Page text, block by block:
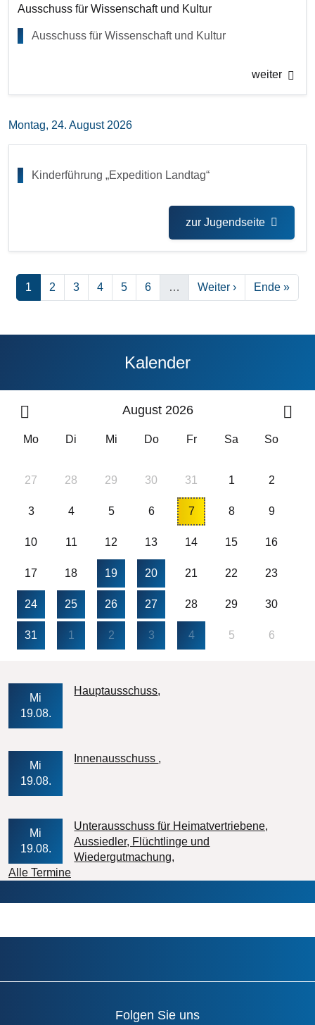
Ausschuss für Wissenschaft und Kultur
Ausschuss für Wissenschaft und Kultur
weiter
Montag, 24. August 2026
Kinderführung „Expedition Landtag“
zur Jugendseite
Seite
1 Seite
2 Seite
3 Seite
4 Seite
5 Seite
6 … Nächste Seite
Weiter › Letzte Seite
Ende »
Kalender
August 2026
Mo Di Mi Do Fr Sa So
27 28 29 30 31 1 2
3 4 5 6 7 8 9
10 11 12 13 14 15 16
17 18 19 20 21 22 23
24 25 26 27 28 29 30
31 1 2 3 4 5 6
Mi
19.08.
Hauptausschuss
Mi
19.08.
Innenausschuss
Mi
19.08.
Unterausschuss für Heimatvertriebene,
Aussiedler, Flüchtlinge und
Wiedergutmachung
Alle Termine
Folgen Sie uns